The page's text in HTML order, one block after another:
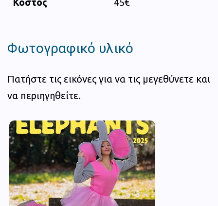
Κόστος 45€
Φωτογραφικό υλικό
Πατήστε τις εικόνες για να τις μεγεθύνετε και
να περιηγηθείτε.